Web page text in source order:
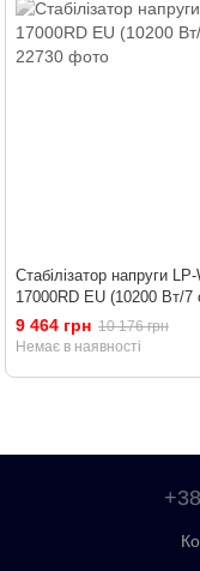
Стабілізатор напруги
17000RD EU (10200 Вт/7
9 464 грн 10 176 грн
Немає в наявності